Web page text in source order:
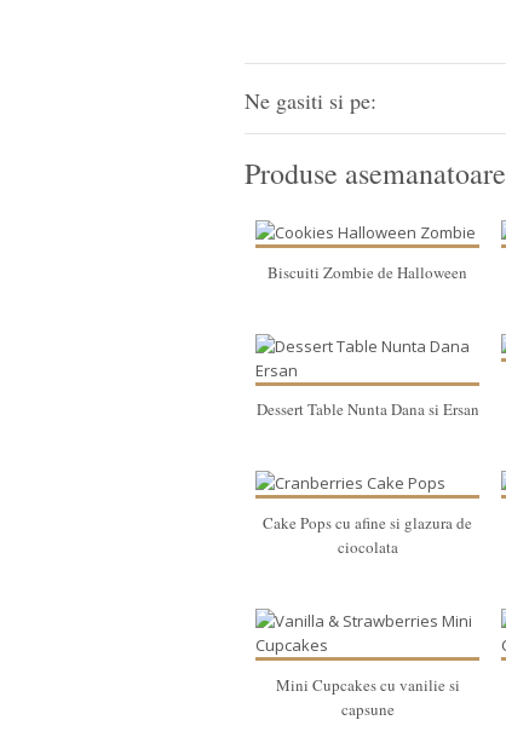
Ne gasiti si pe:
Produse asemanatoare
Biscuiti Zombie de Halloween
Dessert Table Nunta Dana si Ersan
Cake Pops cu afine si glazura de
ciocolata
Mini Cupcakes cu vanilie si
capsune